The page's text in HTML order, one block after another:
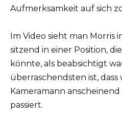
Aufmerksamkeit auf sich
Im Video sieht man Morris
sitzend in einer Position,
könnte, als beabsichtigt
überraschendsten ist,
Kameramann
passiert.